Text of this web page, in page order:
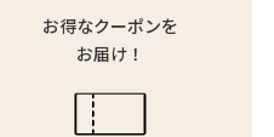
お得なクーポンを
お届け！